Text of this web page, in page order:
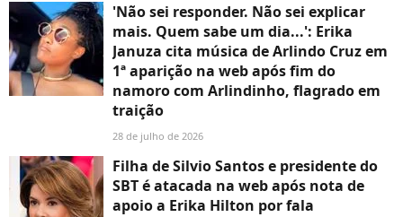
'Não sei responder. Não sei explicar
mais. Quem sabe um dia...': Erika
Januza cita música de Arlindo Cruz em
1ª aparição na web após fim do
namoro com Arlindinho, flagrado em
traição
28 de julho de 2026
Filha de Silvio Santos e presidente do
SBT é atacada na web após nota de
apoio a Erika Hilton por fala